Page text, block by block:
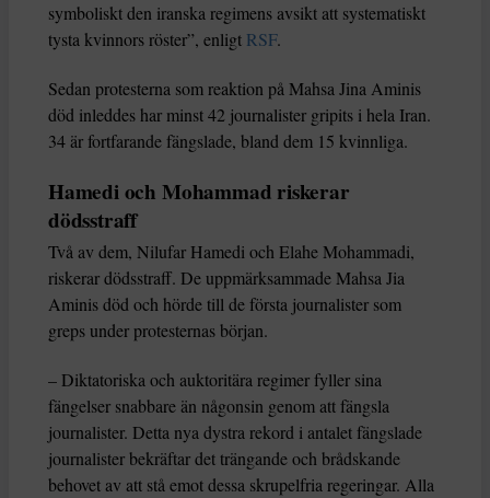
symboliskt den iranska regimens avsikt att systematiskt
tysta kvinnors röster”, enligt RSF.
Sedan protesterna som reaktion på Mahsa Jina Aminis
död inleddes har minst 42 journalister gripits i hela Iran.
34 är fortfarande fängslade, bland dem 15 kvinnliga.
Hamedi och Mohammad riskerar
dödsstraff
Två av dem, Nilufar Hamedi och Elahe Mohammadi,
riskerar dödsstraff. De uppmärksammade Mahsa Jia
Aminis död och hörde till de första journalister som
greps under protesternas början.
– Diktatoriska och auktoritära regimer fyller sina
fängelser snabbare än någonsin genom att fängsla
journalister. Detta nya dystra rekord i antalet fängslade
journalister bekräftar det trängande och brådskande
behovet av att stå emot dessa skrupelfria regeringar. Alla